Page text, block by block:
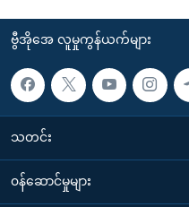
ဗွီအိုအေ လူမှုကွန်ယက်များ
သတင်း
၀န်ဆောင်မှုများ